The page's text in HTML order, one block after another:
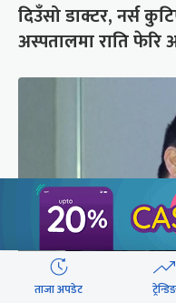
दिउँसो डाक्टर, नर्स
अस्पतालमा राति
ताजा अपडेट ट्रेन्डिङ